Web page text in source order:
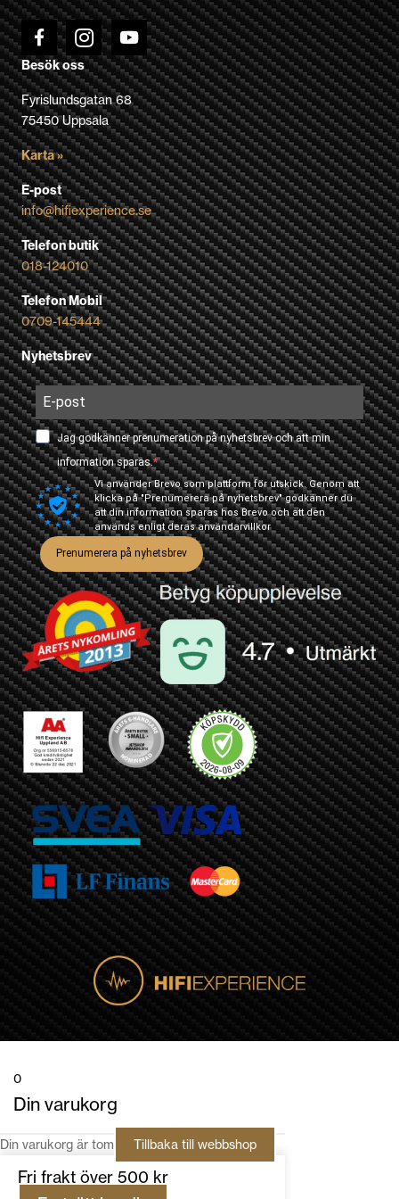
Besök oss
Fyrislundsgatan 68
75450 Uppsala
Karta »
E-post
info@hifiexperience.se
Telefon butik
018-124010
Telefon Mobil
0709-145444
Nyhetsbrev
Jag godkänner prenumeration på nyhetsbrev och att min
information sparas.
Vi använder Brevo som plattform för utskick. Genom att
klicka på "Prenumerera på nyhetsbrev" godkänner du
att din information sparas hos Brevo och att den
används enligt derasanvändarvillkor
Prenumerera på nyhetsbrev
0
Din varukorg
Din varukorg är tom Tillbaka till webbshop
Fri frakt över 500 kr